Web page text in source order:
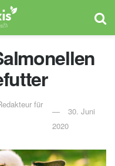
für
30. Juni
2020